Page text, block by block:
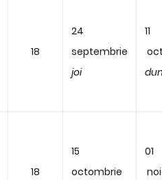
18
24
septembrie
joi
11
18
15
octombrie
01